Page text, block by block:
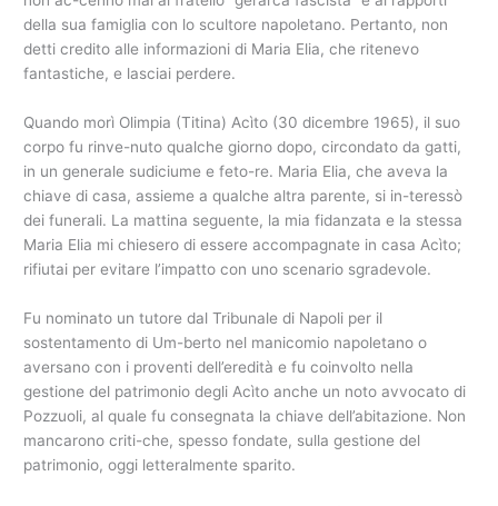
della sua famiglia con lo scultore napoletano. Pertanto, non
detti credito alle informazioni di Maria Elia, che ritenevo
fantastiche, e lasciai perdere.
Quando morì Olimpia (Titina) Acìto (30 dicembre 1965), il suo
corpo fu rinve-nuto qualche giorno dopo, circondato da gatti,
in un generale sudiciume e feto-re. Maria Elia, che aveva la
chiave di casa, assieme a qualche altra parente, si in-teressò
dei funerali. La mattina seguente, la mia fidanzata e la stessa
Maria Elia mi chiesero di essere accompagnate in casa Acìto;
rifiutai per evitare l’impatto con uno scenario sgradevole.
Fu nominato un tutore dal Tribunale di Napoli per il
sostentamento di Um-berto nel manicomio napoletano o
aversano con i proventi dell’eredità e fu coinvolto nella
gestione del patrimonio degli Acìto anche un noto avvocato di
Pozzuoli, al quale fu consegnata la chiave dell’abitazione. Non
mancarono criti-che, spesso fondate, sulla gestione del
patrimonio, oggi letteralmente sparito.